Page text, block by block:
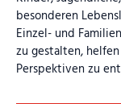
besonderen
Einzel- und
zu gestalten,
Perspektiven zu